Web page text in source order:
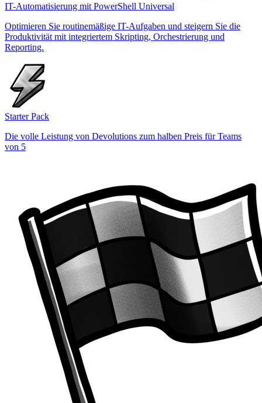
IT-Automatisierung mit PowerShell Universal
Optimieren Sie routinemäßige IT-Aufgaben und steigern Sie die
Produktivität mit integriertem Skripting, Orchestrierung und
Reporting.
Starter Pack
Die volle Leistung von Devolutions zum halben Preis für Teams
von 5